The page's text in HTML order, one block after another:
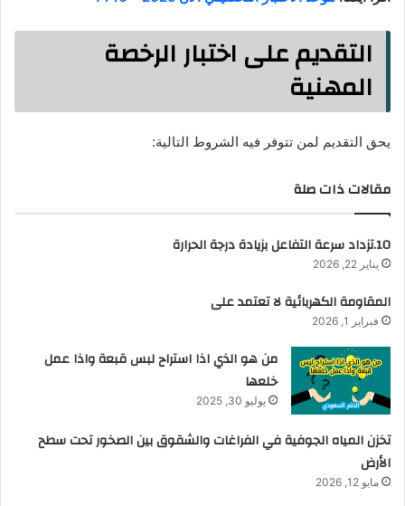
التقديم على اختبار الرخصة
المهنية
يحق التقديم لمن تتوفر فيه الشروط التالية:
مقالات ذات صلة
10.تزداد سرعة التفاعل بزيادة درجة الحرارة
يناير 22, 2026
المقاومة الكهربائية لا تعتمد على
فبراير 1, 2026
من هو الذي اذا استراح لبس قبعة واذا عمل
خلعها
يوليو 30, 2025
تخزن المياه الجوفية في الفراغات والشقوق بين الصخور تحت سطح
الأرض
مايو 12, 2026